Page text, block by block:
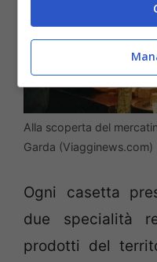
Alla scoperta del
Garda (Viagginews.com)
Ogni casetta
due specialità
prodotti del